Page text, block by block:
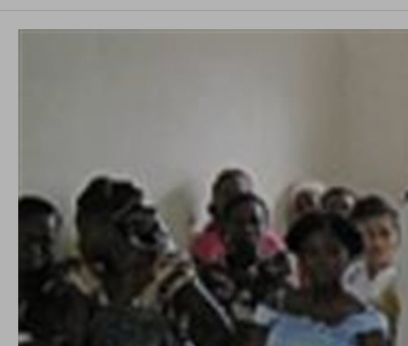
conto del fatto che il blocco di alcuni cookie può
condizionare l’esperienza sulla Piattaforma e il suo
Cookie strettamente necessari
Cookie di analisi
Cookies di marketing